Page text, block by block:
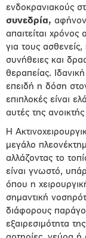
ενδοκρανιακούς
συνεδρία,
απαιτείται
για τους
συνήθειες και
θεραπείας.
επειδή η δόση
επιπλοκές είναι
αυτές της
Η
μεγάλο
αλλάζοντας το
είναι γνωστό,
όπου η
σημαντική
διάφορους
εξαιρεσιμότητα